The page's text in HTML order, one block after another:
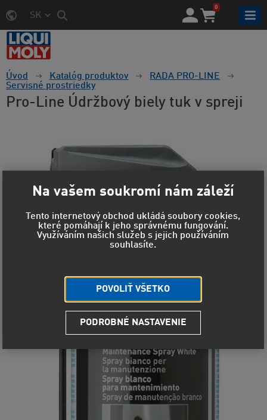
SK
0
Úvod Katalóg produktov
RADA PRO-LINE
Servisné prostriedky
Pro-Line Údržbový biely tuk v spreji
Na vašem soukromí nám záleží
Tento internetový obchod ukládá soubory cookies,
které pomáhají k jeho správnému fungování.
Využíváním našich služeb s jejich používáním
souhlasíte.
POVOLIŤ VŠETKO
PODROBNÉ NASTAVENIE